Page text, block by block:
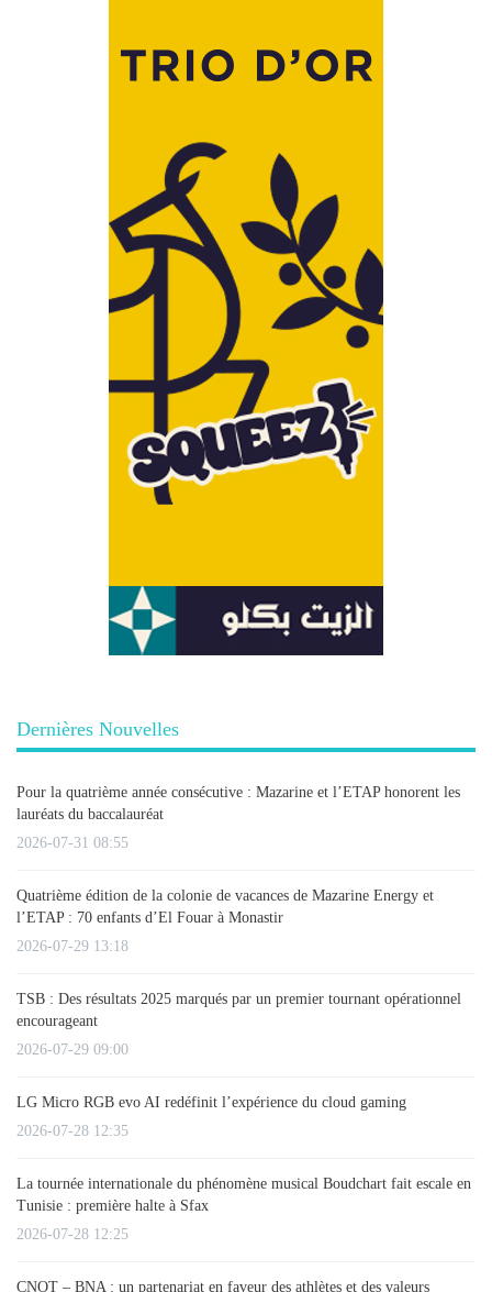
Dernières Nouvelles
Pour la quatrième année consécutive : Mazarine et l’ETAP honorent les
lauréats du baccalauréat
2026-07-31 08:55
Quatrième édition de la colonie de vacances de Mazarine Energy et
l’ETAP : 70 enfants d’El Fouar à Monastir
2026-07-29 13:18
TSB : Des résultats 2025 marqués par un premier tournant opérationnel
encourageant
2026-07-29 09:00
LG Micro RGB evo AI redéfinit l’expérience du cloud gaming
2026-07-28 12:35
La tournée internationale du phénomène musical Boudchart fait escale en
Tunisie : première halte à Sfax
2026-07-28 12:25
CNOT – BNA : un partenariat en faveur des athlètes et des valeurs